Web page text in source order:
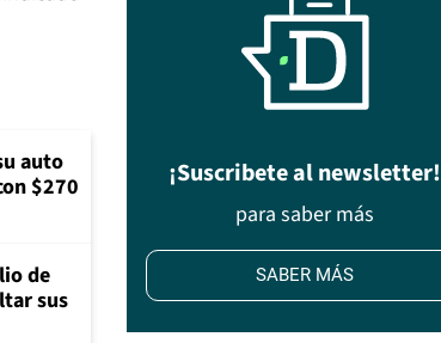
auto
$270
de
sus
¡Suscribete al newsletter!
para saber más
SABER MÁS